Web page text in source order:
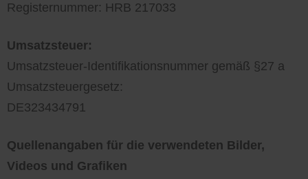
Registernummer: HRB 217033
Umsatzsteuer:
Umsatzsteuer-Identifikationsnummer gemäß §27 a
Umsatzsteuergesetz:
DE323434791
Quellenangaben für die verwendeten Bilder,
Videos und Grafiken